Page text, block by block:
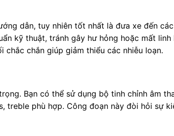
dẫn, tuy nhiên tốt nhất là đưa xe đến
kỹ thuật, tránh gây hư hỏng hoặc mất
chắn giúp giảm thiểu các nhiễu loạn.
Bạn có thể sử dụng bộ tinh chỉnh âm
treble phù hợp. Công đoạn này đòi hỏi sự